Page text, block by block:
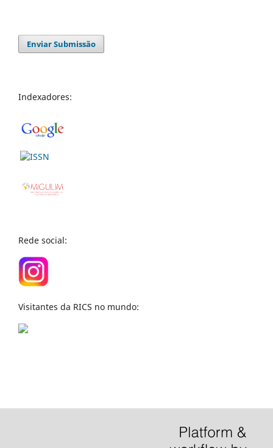
Enviar Submissão
Indexadores:
Rede social:
Visitantes da RICS no mundo: